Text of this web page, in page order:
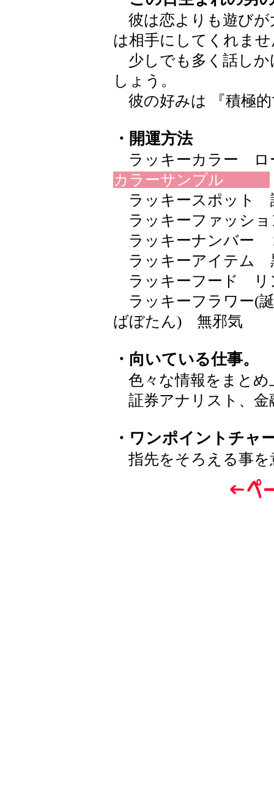
彼は恋よりも遊びが
は相手にしてくれま
少しでも多く話しか
しょう。
彼の好みは 『積極
・開運方法
ラッキーカラー ロ
カラーサンプル
ラッキースポット
ラッキーファッシ
ラッキーナンバー
ラッキーアイテム
ラッキーフード リ
ラッキーフラワー(
ばぼたん) 無邪
・向いている仕事。
色々な情報をまとめ
証券アナリスト、金
・ワンポイントチャ
指先をそろえる事を